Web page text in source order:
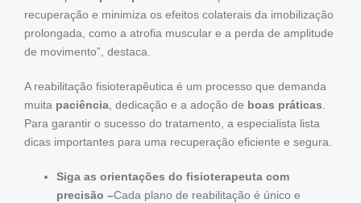
recuperação e minimiza os efeitos colaterais da imobilização
prolongada, como a atrofia muscular e a perda de amplitude
de movimento”, destaca.
A reabilitação fisioterapêutica é um processo que demanda
muita paciência, dedicação e a adoção de boas práticas.
Para garantir o sucesso do tratamento, a especialista lista
dicas importantes para uma recuperação eficiente e segura.
Siga as orientações do fisioterapeuta com
precisão –Cada plano de reabilitação é único e